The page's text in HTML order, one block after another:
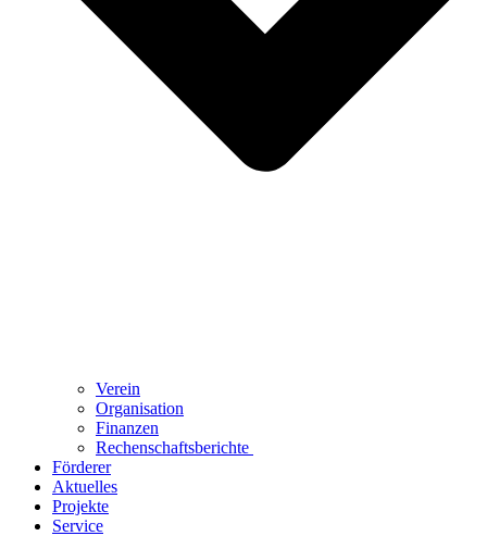
Verein
Organisation
Finanzen
Rechenschaftsberichte
Förderer
Aktuelles
Projekte
Service